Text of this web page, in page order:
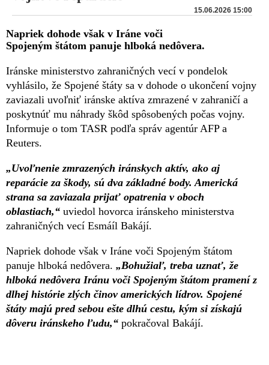
15.06.2026 15:00
Napriek dohode však v Iráne voči
Spojeným štátom panuje hlboká nedôvera.
Iránske ministerstvo zahraničných vecí v pondelok
vyhlásilo, že Spojené štáty sa v dohode o ukončení vojny
zaviazali uvoľniť iránske aktíva zmrazené v zahraničí a
poskytnúť mu náhrady škôd spôsobených počas vojny.
Informuje o tom TASR podľa správ agentúr AFP a
Reuters.
„Uvoľnenie zmrazených iránskych aktív, ako aj
reparácie za škody, sú dva základné body. Americká
strana sa zaviazala prijať opatrenia v oboch
oblastiach,“ uviedol hovorca iránskeho ministerstva
zahraničných vecí Esmáíl Bakájí.
Napriek dohode však v Iráne voči Spojeným štátom
panuje hlboká nedôvera. „Bohužiaľ, treba uznať, že
hlboká nedôvera Iránu voči Spojeným štátom pramení z
dlhej histórie zlých činov amerických lídrov. Spojené
štáty majú pred sebou ešte dlhú cestu, kým si získajú
dôveru iránskeho ľudu,“ pokračoval Bakájí.